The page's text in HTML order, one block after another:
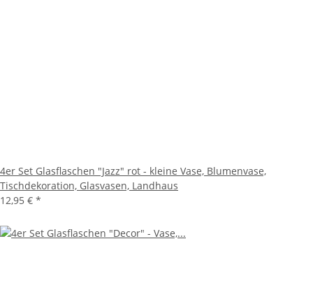
4er Set Glasflaschen "Jazz" rot - kleine Vase, Blumenvase,
Tischdekoration, Glasvasen, Landhaus
12,95 € *